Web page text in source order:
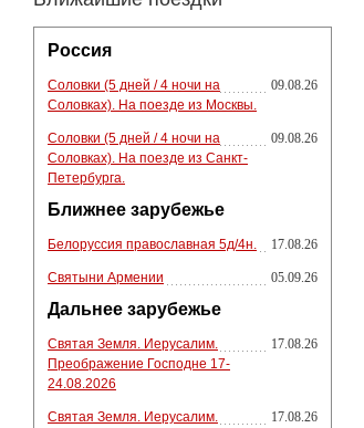
Россия
Соловки (5 дней / 4 ночи на
Соловках). На поезде из Москвы.
09.08.26
Соловки (5 дней / 4 ночи на
Соловках). На поезде из Санкт-
Петербурга.
09.08.26
Ближнее зарубежье
Белоруссия православная 5д/4н. 17.08.26
Святыни Армении 05.09.26
Дальнее зарубежье
Святая Земля. Иерусалим.
Преображение Господне 17-
24.08.2026
17.08.26
Святая Земля. Иерусалим.
17.08.26